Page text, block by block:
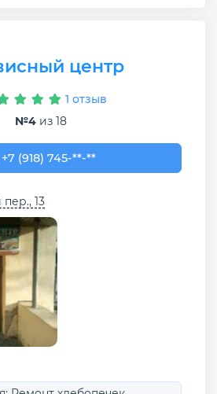
центр
1 отзыв
№4 из 18
+7 (918) 745-88-11
+7 (918) 745-**-**
13